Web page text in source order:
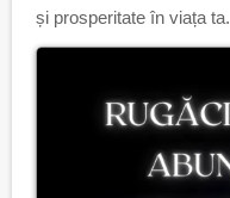
și prosperitate în viața ta.